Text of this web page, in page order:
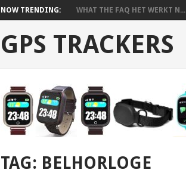
NOW TRENDING: WHAT THE FAQ HET WERKT N...
GPS TRACKERS
TAG: BELHORLOGE